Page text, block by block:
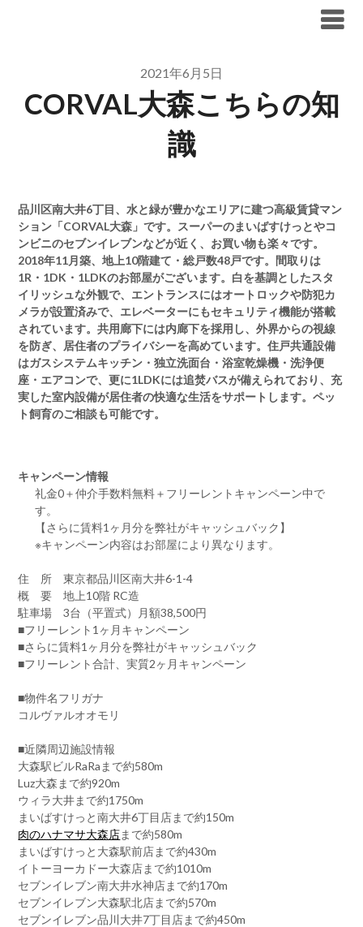
2021年6月5日
CORVAL大森こちらの知
識
品川区南大井6丁目、水と緑が豊かなエリアに建つ高級賃貸マン
ション「CORVAL大森」です。スーパーのまいばすけっとやコ
ンビニのセブンイレブンなどが近く、お買い物も楽々です。
2018年11月築、地上10階建て・総戸数48戸です。間取りは
1R・1DK・1LDKのお部屋がございます。白を基調としたスタ
イリッシュな外観で、エントランスにはオートロックや防犯カ
メラが設置済みで、エレベーターにもセキュリティ機能が搭載
されています。共用廊下には内廊下を採用し、外界からの視線
を防ぎ、居住者のプライバシーを高めています。住戸共通設備
はガスシステムキッチン・独立洗面台・浴室乾燥機・洗浄便
座・エアコンで、更に1LDKには追焚バスが備えられており、充
実した室内設備が居住者の快適な生活をサポートします。ペッ
ト飼育のご相談も可能です。
キャンペーン情報
礼金0＋仲介手数料無料＋ フリーレント キャンペーン中で
す。
【さらに賃料1ヶ月分を弊社がキャッシュバック】
※キャンペーン内容はお部屋により異なります。
住 所 東京都品川区南大井6-1-4
概 要 地上10階 RC造
駐車場 3台（平置式）月額38,500円
■フリーレント1ヶ月キャンペーン
■さらに賃料1ヶ月分を弊社がキャッシュバック
■フリーレント合計、実質2ヶ月キャンペーン
■物件名フリガナ
コルヴァルオオモリ
■近隣周辺施設情報
大森駅ビルRaRaまで約580m
Luz大森まで約920m
ウィラ大井まで約1750m
まいばすけっと南大井6丁目店まで約150m
肉のハナマサ大森店まで約580m
まいばすけっと大森駅前店まで約430m
イトーヨーカドー大森店まで約1010m
セブンイレブン南大井水神店まで約170m
セブンイレブン大森駅北店まで約570m
セブンイレブン品川大井7丁目店まで約450m